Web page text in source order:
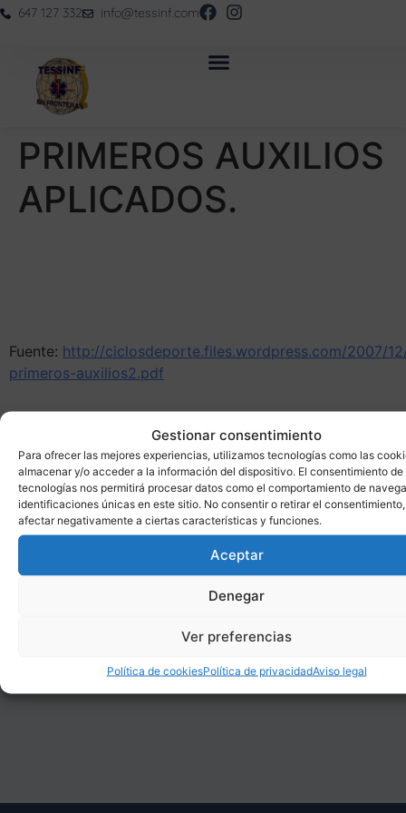
Gestionar consentimiento
Para ofrecer las mejores experiencias, utilizamos tecnologías como las
almacenar y/o acceder a la información del dispositivo. El consentimiento de
tecnologías nos permitirá procesar datos como el comportamiento de
identificaciones únicas en este sitio. No consentir o retirar el
afectar negativamente a ciertas características y funciones.
Aceptar
Denegar
Ver preferencias
Política de cookiesPolítica de privacidadAviso legal
647 127 332 info@tessinf.com
PRIMEROS AUXILIOS
APLICADOS.
Fuente: http://ciclosdeporte.files.wordpress.com/2007/
primeros-auxilios2.pdf
Contacta con nosotros
info@tessinf.com
presidencia@tessinf.com
direccionformativa@tessinf.com
647 12 73 32